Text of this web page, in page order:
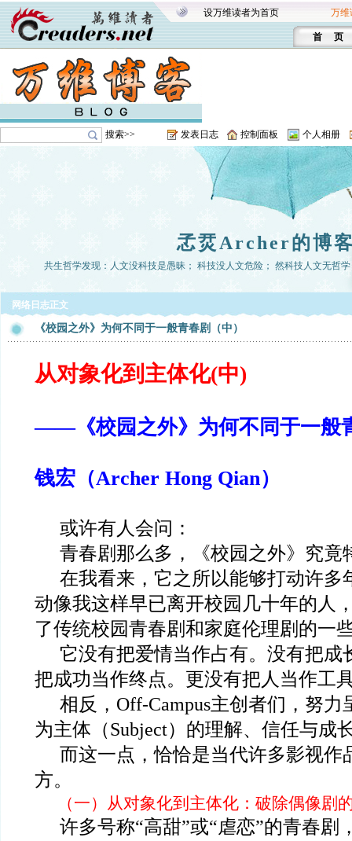
设万维读者为首页 万维
首 页
搜索>> 发表日志 控制面板 个人相册
孞烎Archer的博
共生哲学发现：人文没科技是愚昧； 科技没人文危险； 然科技人文无哲
网络日志正文
《校园之外》为何不同于一般青春剧（中）
从对象化到主体化(中)
——《校园之外》为何不同于一般
钱宏（Archer Hong Qian）
或许有人会问：
青春剧那么多，《校园之外》究竟
在我看来，它之所以能够打动许多
动像我这样早已离开校园几十年的人
了传统校园青春剧和家庭伦理剧的一
它没有把爱情当作占有。没有把成
把成功当作终点。更没有把人当作工
相反，Off-Campus主创者们，努
为主体（Subject）的理解、信任与成
而这一点，恰恰是当代许多影视作
方。
（一）从对象化到主体化：破除偶像剧
许多号称“高甜”或“虐恋”的青春剧